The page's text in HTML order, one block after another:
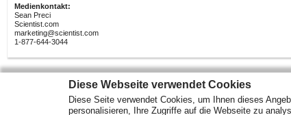
Diese Webseite verwendet Cookies
Diese Seite verwendet Cookies, um Ihnen dieses
personalisieren, Ihre Zugriffe auf die Webseite zu
Medienkontakt:
Sean Preci
Scientist.com
marketing@scientist.com
1-877-644-3044
Mehr Marktdaten und Kurse finden Sie auf www.finanztreff.de